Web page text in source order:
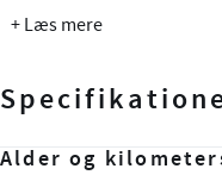
⭐️ Indeholder: 12md
Batterikapacitet: 77 kWh -
Ladeeffekt: 11 kW AC / 135
+ Læs mere
Alder og
Motor og ydelse
Elektriske
Rummelighed og
Økonomi